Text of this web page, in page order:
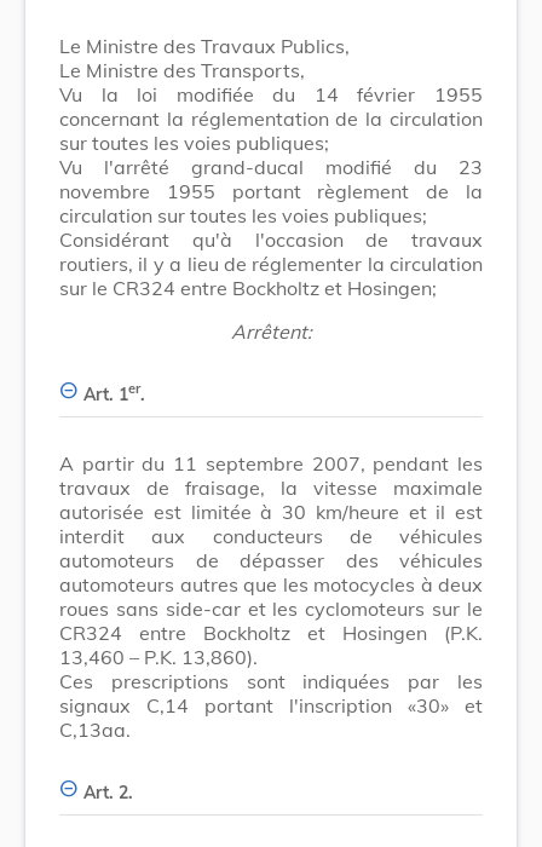
Le Ministre des Travaux Publics,
Le Ministre des Transports,
Vu la loi modifiée du 14 février 1955
concernant la réglementation de la circulation
sur toutes les voies publiques;
Vu l'arrêté grand-ducal modifié du 23
novembre 1955 portant règlement de la
circulation sur toutes les voies publiques;
Considérant qu'à l'occasion de travaux
routiers, il y a lieu de réglementer la circulation
sur le CR324 entre Bockholtz et Hosingen;
Arrêtent:
Art. 1er.
A partir du 11 septembre 2007, pendant les
travaux de fraisage, la vitesse maximale
autorisée est limitée à 30 km/heure et il est
interdit aux conducteurs de véhicules
automoteurs de dépasser des véhicules
automoteurs autres que les motocycles à deux
roues sans side-car et les cyclomoteurs sur le
CR324 entre Bockholtz et Hosingen (P.K.
13,460 – P.K. 13,860).
Ces prescriptions sont indiquées par les
signaux C,14 portant l'inscription «30» et
C,13aa.
Art. 2.